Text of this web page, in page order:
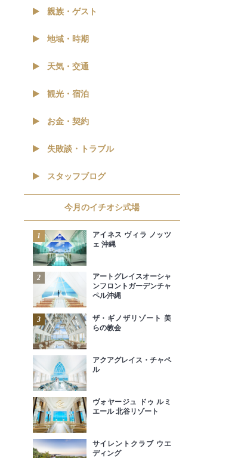
親族・ゲスト
地域・時期
天気・交通
観光・宿泊
お金・契約
失敗談・トラブル
スタッフブログ
今月のイチオシ式場
1
アイネス ヴィラ ノッツ
ェ 沖縄
2
アートグレイスオーシャ
ンフロントガーデンチャ
ペル沖縄
3
ザ・ギノザリゾート 美
らの教会
アクアグレイス・チャペ
ル
ヴォヤージュ ドゥ ルミ
エール 北谷リゾート
サイレントクラブ ウエ
ディング